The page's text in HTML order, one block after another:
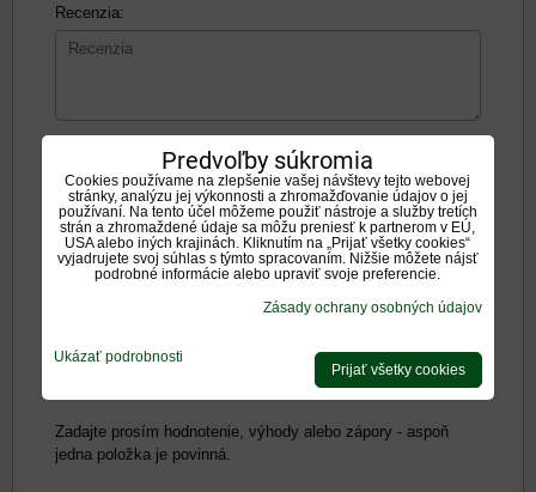
Recenzia:
Zadajte prosím hodnotenie, výhody alebo zápory - aspoň
jedna položka je povinná.
Predvoľby súkromia
Cookies používame na zlepšenie vašej návštevy tejto webovej
stránky, analýzu jej výkonnosti a zhromažďovanie údajov o jej
používaní. Na tento účel môžeme použiť nástroje a služby tretích
strán a zhromaždené údaje sa môžu preniesť k partnerom v EÚ,
USA alebo iných krajinách. Kliknutím na „Prijať všetky cookies“
vyjadrujete svoj súhlas s týmto spracovaním. Nižšie môžete nájsť
podrobné informácie alebo upraviť svoje preferencie.
Zásady ochrany osobných údajov
Ukázať podrobnosti
Prijať všetky cookies